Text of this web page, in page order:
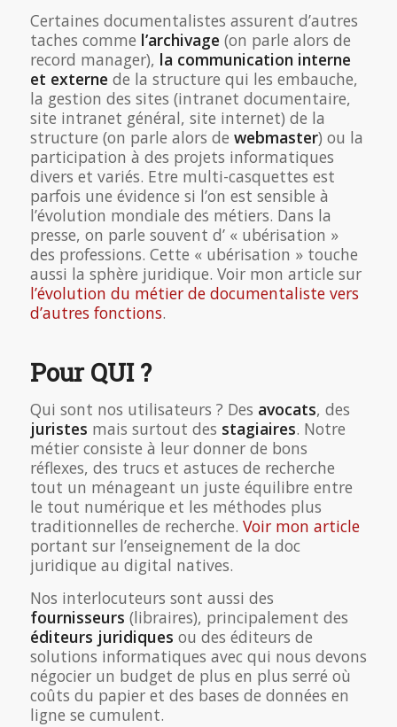
Certaines documentalistes assurent d’autres
taches comme l’archivage (on parle alors de
record manager), la communication interne
et externe de la structure qui les embauche,
la gestion des sites (intranet documentaire,
site intranet général, site internet) de la
structure (on parle alors de webmaster) ou la
participation à des projets informatiques
divers et variés. Etre multi-casquettes est
parfois une évidence si l’on est sensible à
l’évolution mondiale des métiers. Dans la
presse, on parle souvent d’ « ubérisation »
des professions. Cette « ubérisation » touche
aussi la sphère juridique. Voir mon article sur
l’évolution du métier de documentaliste vers
d’autres fonctions.
Pour QUI ?
Qui sont nos utilisateurs ? Des avocats, des
juristes mais surtout des stagiaires. Notre
métier consiste à leur donner de bons
réflexes, des trucs et astuces de recherche
tout un ménageant un juste équilibre entre
le tout numérique et les méthodes plus
traditionnelles de recherche. Voir mon article
portant sur l’enseignement de la doc
juridique au digital natives.
Nos interlocuteurs sont aussi des
fournisseurs (libraires), principalement des
éditeurs juridiques ou des éditeurs de
solutions informatiques avec qui nous devons
négocier un budget de plus en plus serré où
coûts du papier et des bases de données en
ligne se cumulent.